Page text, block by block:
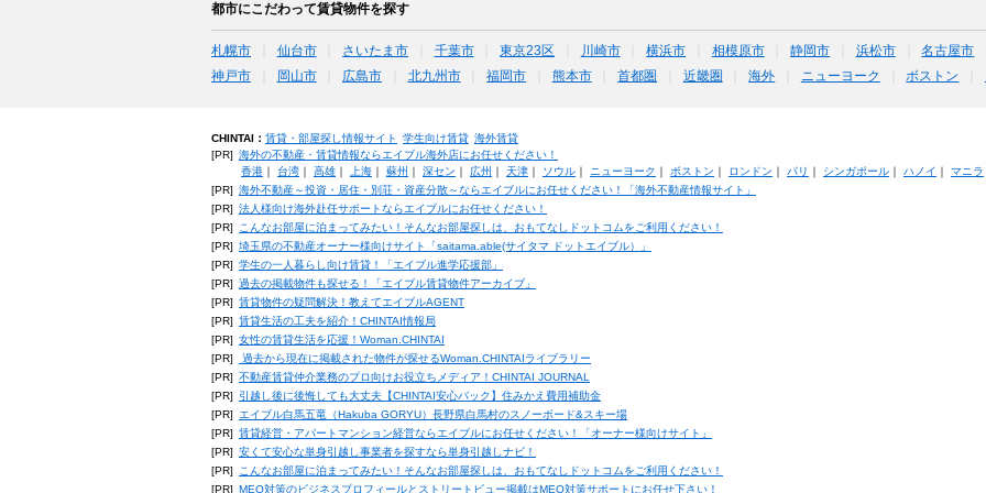
都市にこだわって賃貸物件を探す
札幌市 仙台市 さいたま市 千葉市 東京23区 川崎市 横浜市 相模原市 静岡市 浜松市 名古屋市
神戸市
岡山市 広島市 北九州市 福岡市 熊本市 首都圏 近畿圏 海外 ニューヨーク ボストン
CHINTAI： 賃貸・部屋探し情報サイト 学生向け賃貸 海外賃貸
[PR] 海外の不動産・賃貸情報ならエイブル海外店にお任せください！
香港｜ 台湾｜ 高雄｜ 上海｜ 蘇州 ｜ 深セン ｜ 広州 ｜ 天津｜ ソウル｜ ニューヨーク ｜ ボストン ｜ ロンドン ｜ パリ ｜ シンガポール｜ ハノイ ｜ マニラ
[PR] 海外不動産～投資・居住・別荘・資産分散～ならエイブルにお任せください！「海外不動産情報サイト」
[PR] 法人様向け海外赴任サポートならエイブルにお任せください！
[PR]
こんなお部屋に泊まってみたい！そんなお部屋探しは、おもてなしドットコムをご利用ください！
[PR] 埼玉県の不動産オーナー様向けサイト「saitama.able(サイタマ ドットエイブル）」
[PR] 学生の一人暮らし向け賃貸！「エイブル進学応援部」
[PR] 過去の掲載物件も探せる！「エイブル賃貸物件アーカイブ」
[PR] 賃貸物件の疑問解決！教えてエイブルAGENT
[PR] 賃貸生活の工夫を紹介！CHINTAI情報局
[PR] 女性の賃貸生活を応援！Woman.CHINTAI
[PR]
過去から現在に掲載された物件が探せるWoman.CHINTAIライブラリー
[PR] 不動産賃貸仲介業務のプロ向けお役立ちメディア！CHINTAI JOURNAL
[PR]
引越し後に後悔しても大丈夫【CHINTAI安心パック】住みかえ費用補助金
[PR]
エイブル白馬五竜（Hakuba GORYU）長野県白馬村のスノーボード&スキー場
[PR] 賃貸経営・アパートマンション経営ならエイブルにお任せください！「オーナー様向けサイト」
[PR] 安くて安心な単身引越し事業者を探すなら単身引越しナビ！
[PR]
こんなお部屋に泊まってみたい！そんなお部屋探しは、おもてなしドットコムをご利用ください！
[PR] MEO対策のビジネスプロフィールとストリートビュー掲載はMEO対策サポートにお任せ下さい！